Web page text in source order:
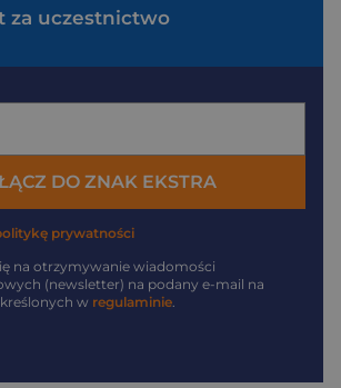
za uczestnictwo
DO ZNAK EKSTRA
prywatności
na otrzymywanie wiadomości
(newsletter) na podany e-mail na
w regulaminie.